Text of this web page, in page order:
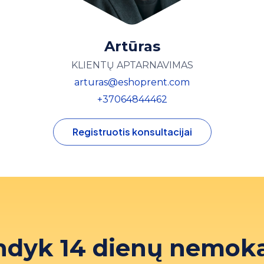
Artūras
KLIENTŲ APTARNAVIMAS
arturas@eshoprent.com
+37064844462
Registruotis konsultacijai
14 dienų